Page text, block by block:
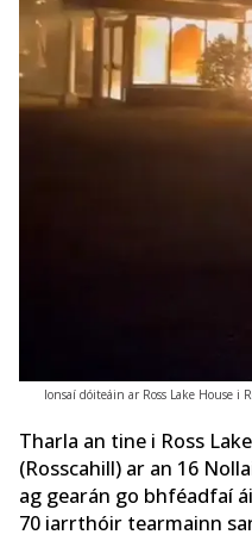
Ionsaí dóiteáin ar Ross Lake House i
Tharla an tine i Ross
(Rosscahill) ar an 16
ag gearán go bhféadfaí
70 iarrthóir tearmainn